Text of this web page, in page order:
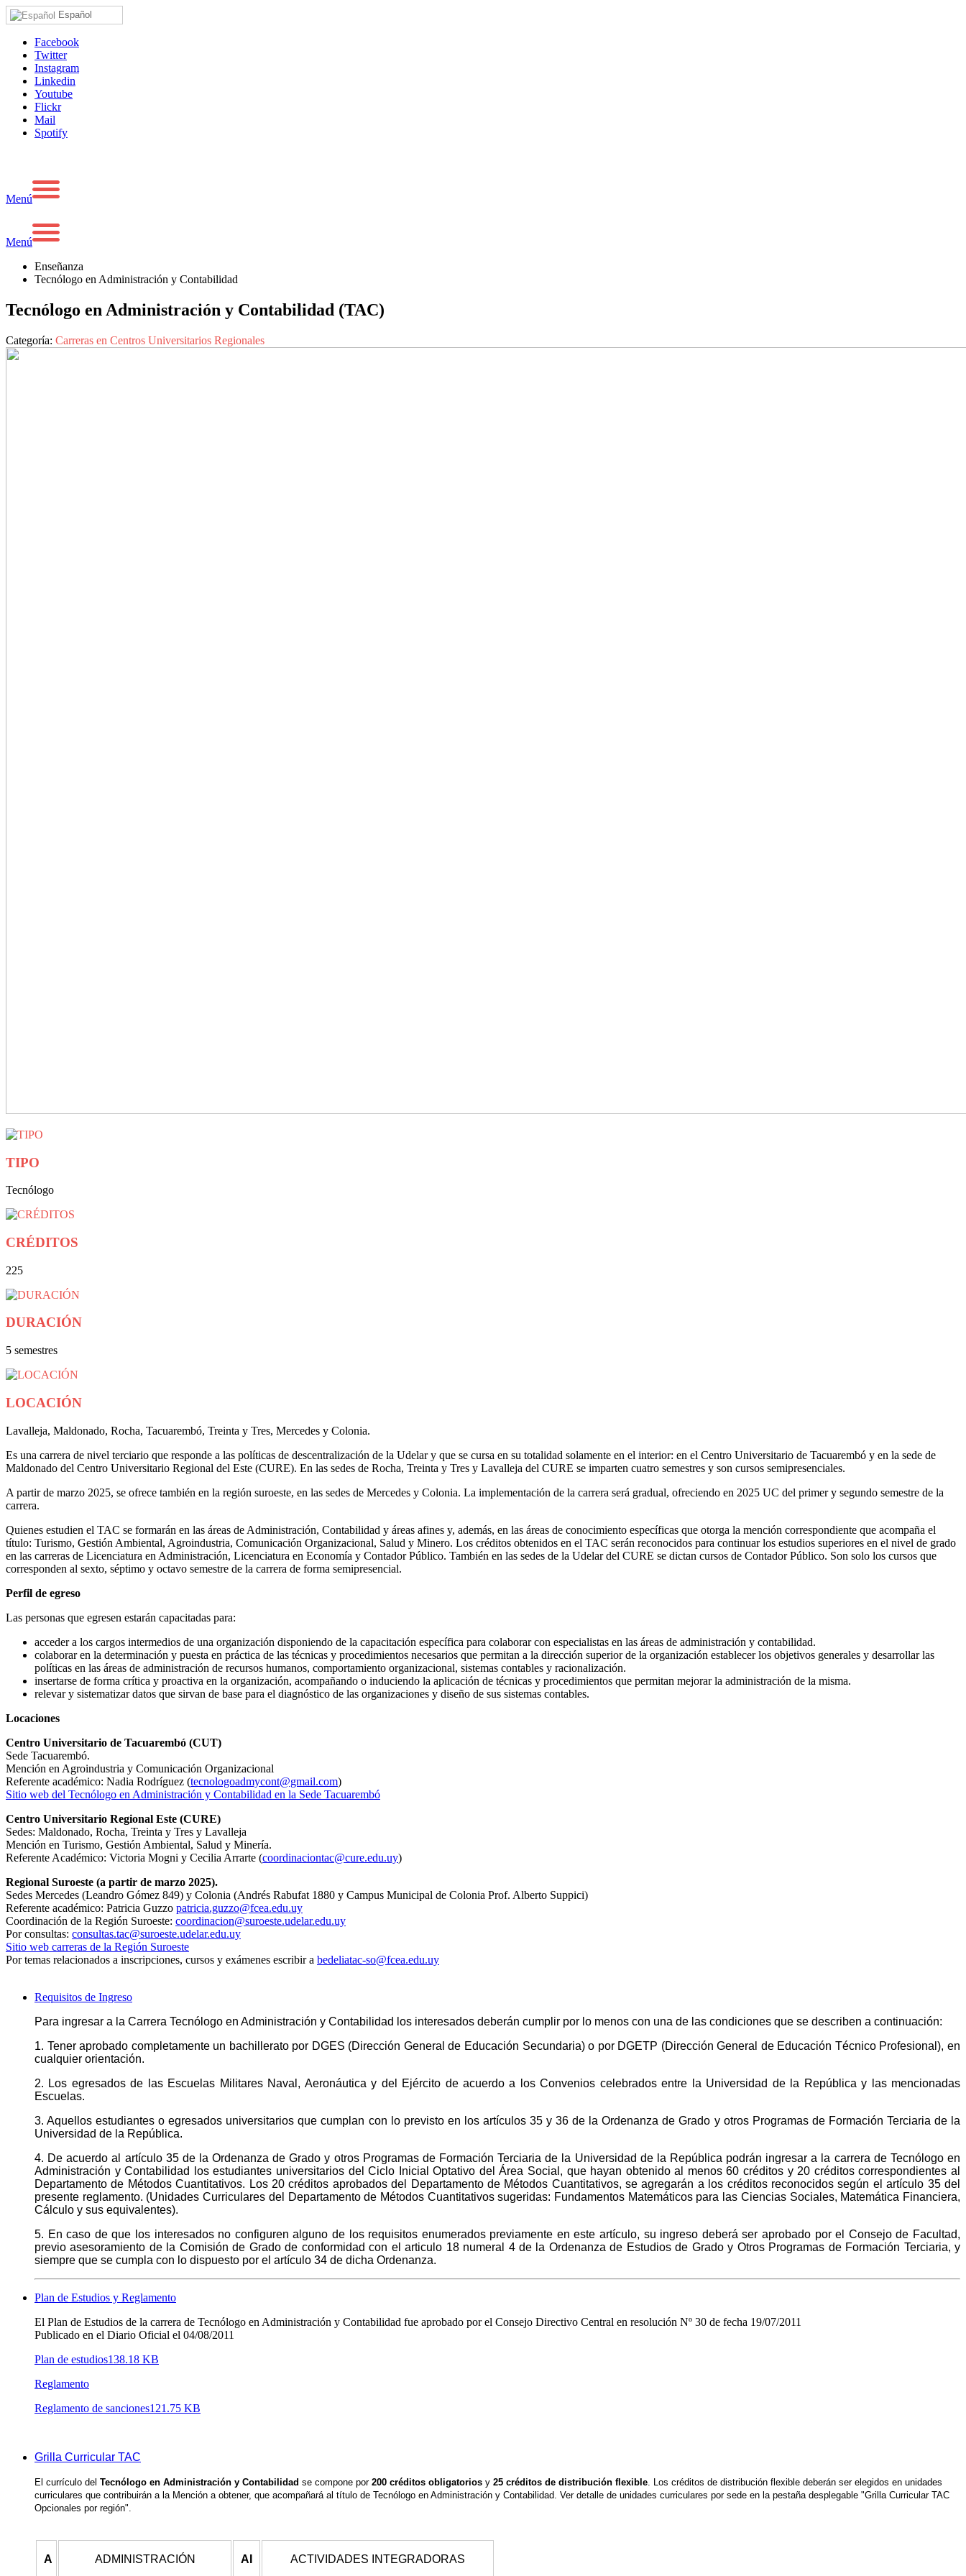
Español
Facebook
Twitter
Instagram
Linkedin
Youtube
Flickr
Mail
Spotify
Menú
Menú
Enseñanza
Tecnólogo en Administración y Contabilidad
Tecnólogo en Administración y Contabilidad (TAC)
Categoría: Carreras en Centros Universitarios Regionales
TIPO
Tecnólogo
CRÉDITOS
225
DURACIÓN
5 semestres
LOCACIÓN
Lavalleja, Maldonado, Rocha, Tacuarembó, Treinta y Tres, Mercedes y Colonia.
Es una carrera de nivel terciario que responde a las políticas de descentralización de la Udelar y que se cursa en su totalidad solamente en el interior: en el Centro Universitario de Tacuarembó y en la sede de
Maldonado del Centro Universitario Regional del Este (CURE). En las sedes de Rocha, Treinta y Tres y Lavalleja del CURE se imparten cuatro semestres y son cursos semipresenciales.
A partir de marzo 2025, se ofrece también en la región suroeste, en las sedes de Mercedes y Colonia. La implementación de la carrera será gradual, ofreciendo en 2025 UC del primer y segundo semestre de la
carrera.
Quienes estudien el TAC se formarán en las áreas de Administración, Contabilidad y áreas afines y, además, en las áreas de conocimiento específicas que otorga la mención correspondiente que acompaña el
título: Turismo, Gestión Ambiental, Agroindustria, Comunicación Organizacional, Salud y Minero. Los créditos obtenidos en el TAC serán reconocidos para continuar los estudios superiores en el nivel de grado
en las carreras de Licenciatura en Administración, Licenciatura en Economía y Contador Público. También en las sedes de la Udelar del CURE se dictan cursos de Contador Público. Son solo los cursos que
corresponden al sexto, séptimo y octavo semestre de la carrera de forma semipresencial.
Perfil de egreso
Las personas que egresen estarán capacitadas para:
acceder a los cargos intermedios de una organización disponiendo de la capacitación específica para colaborar con especialistas en las áreas de administración y contabilidad.
colaborar en la determinación y puesta en práctica de las técnicas y procedimientos necesarios que permitan a la dirección superior de la organización establecer los objetivos generales y desarrollar las
políticas en las áreas de administración de recursos humanos, comportamiento organizacional, sistemas contables y racionalización.
insertarse de forma crítica y proactiva en la organización, acompañando o induciendo la aplicación de técnicas y procedimientos que permitan mejorar la administración de la misma.
relevar y sistematizar datos que sirvan de base para el diagnóstico de las organizaciones y diseño de sus sistemas contables.
Locaciones
Centro Universitario de Tacuarembó (CUT)
Sede Tacuarembó.
Mención en Agroindustria y Comunicación Organizacional
Referente académico: Nadia Rodríguez (tecnologoadmycont@gmail.com)
Sitio web del Tecnólogo en Administración y Contabilidad en la Sede Tacuarembó
Centro Universitario Regional Este (CURE)
Sedes: Maldonado, Rocha, Treinta y Tres y Lavalleja
Mención en Turismo, Gestión Ambiental, Salud y Minería.
Referente Académico: Victoria Mogni y Cecilia Arrarte (coordinaciontac@cure.edu.uy)
Regional Suroeste (a partir de marzo 2025).
Sedes Mercedes (Leandro Gómez 849) y Colonia (Andrés Rabufat 1880 y Campus Municipal de Colonia Prof. Alberto Suppici)
Referente académico: Patricia Guzzo patricia.guzzo@fcea.edu.uy
Coordinación de la Región Suroeste: coordinacion@suroeste.udelar.edu.uy
Por consultas: consultas.tac@suroeste.udelar.edu.uy
Sitio web carreras de la Región Suroeste
Por temas relacionados a inscripciones, cursos y exámenes escribir a bedeliatac-so@fcea.edu.uy
Requisitos de Ingreso
Para ingresar a la Carrera Tecnólogo en Administración y Contabilidad los interesados deberán cumplir por lo menos con una de las condiciones que se describen a continuación:
1. Tener aprobado completamente un bachillerato por DGES (Dirección General de Educación Secundaria) o por DGETP (Dirección General de Educación Técnico Profesional), en
cualquier orientación.
2. Los egresados de las Escuelas Militares Naval, Aeronáutica y del Ejército de acuerdo a los Convenios celebrados entre la Universidad de la República y las mencionadas
Escuelas.
3. Aquellos estudiantes o egresados universitarios que cumplan con lo previsto en los artículos 35 y 36 de la Ordenanza de Grado y otros Programas de Formación Terciaria de la
Universidad de la República.
4. De acuerdo al artículo 35 de la Ordenanza de Grado y otros Programas de Formación Terciaria de la Universidad de la República podrán ingresar a la carrera de Tecnólogo en
Administración y Contabilidad los estudiantes universitarios del Ciclo Inicial Optativo del Área Social, que hayan obtenido al menos 60 créditos y 20 créditos correspondientes al
Departamento de Métodos Cuantitativos. Los 20 créditos aprobados del Departamento de Métodos Cuantitativos, se agregarán a los créditos reconocidos según el artículo 35 del
presente reglamento. (Unidades Curriculares del Departamento de Métodos Cuantitativos sugeridas: Fundamentos Matemáticos para las Ciencias Sociales, Matemática Financiera,
Cálculo y sus equivalentes).
5. En caso de que los interesados no configuren alguno de los requisitos enumerados previamente en este artículo, su ingreso deberá ser aprobado por el Consejo de Facultad,
previo asesoramiento de la Comisión de Grado de conformidad con el articulo 18 numeral 4 de la Ordenanza de Estudios de Grado y Otros Programas de Formación Terciaria, y
siempre que se cumpla con lo dispuesto por el artículo 34 de dicha Ordenanza.
Plan de Estudios y Reglamento
El Plan de Estudios de la carrera de Tecnólogo en Administración y Contabilidad fue aprobado por el Consejo Directivo Central en resolución Nº 30 de fecha 19/07/2011
Publicado en el Diario Oficial el 04/08/2011
Plan de estudios138.18 KB
Reglamento
Reglamento de sanciones121.75 KB
Grilla Curricular TAC
El currículo del Tecnólogo en Administración y Contabilidad se compone por 200 créditos obligatorios y 25 créditos de distribución flexible . Los créditos de distribución flexible deberán ser elegidos en unidades
curriculares que contribuirán a la Mención a obtener, que acompañará al título de Tecnólogo en Administración y Contabilidad. Ver detalle de unidades curriculares por sede en la pestaña desplegable "Grilla Curricular TAC
Opcionales por región".
A ADMINISTRACIÓN AI ACTIVIDADES INTEGRADORAS